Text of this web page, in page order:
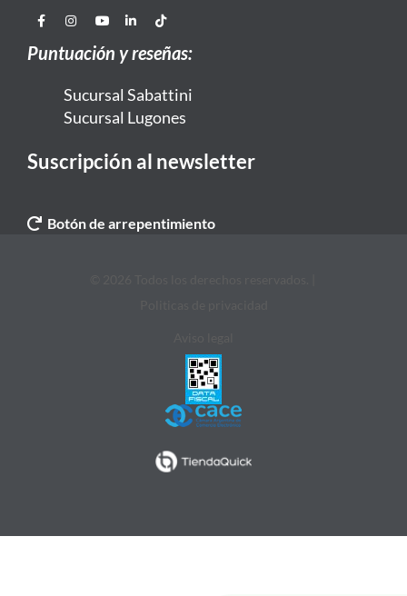
Puntuación y reseñas:
Sucursal Sabattini
Sucursal Lugones
Suscripción al newsletter
Botón de arrepentimiento